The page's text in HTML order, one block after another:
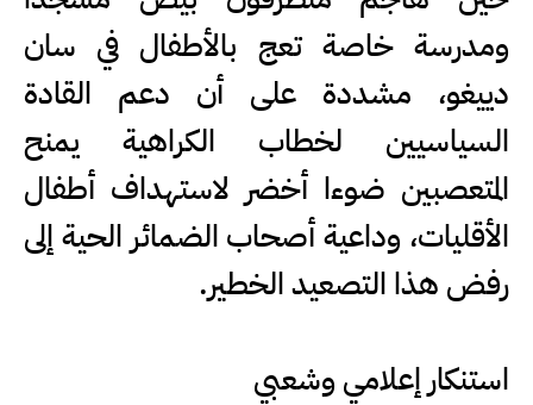
ومدرسة خاصة تعج بالأطفال في سان
دييغو، مشددة على أن دعم القادة
السياسيين لخطاب الكراهية يمنح
المتعصبين ضوءا أخضر لاستهداف أطفال
الأقليات، وداعية أصحاب الضمائر الحية إلى
رفض هذا التصعيد الخطير.
استنكار إعلامي وشعبي